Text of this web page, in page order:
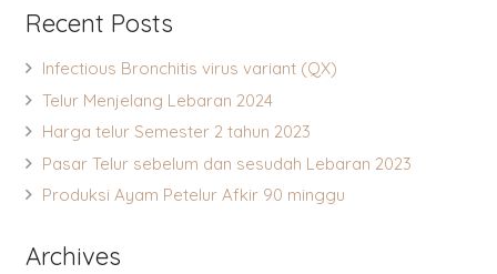
Recent Posts
Infectious Bronchitis virus variant (QX)
Telur Menjelang Lebaran 2024
Harga telur Semester 2 tahun 2023
Pasar Telur sebelum dan sesudah Lebaran 2023
Produksi Ayam Petelur Afkir 90 minggu
Archives